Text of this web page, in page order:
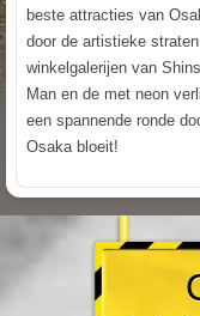
beste attracties van
door de artistieke
winkelgalerijen van
Man en de met neon
een spannende ronde
Osaka bloeit!